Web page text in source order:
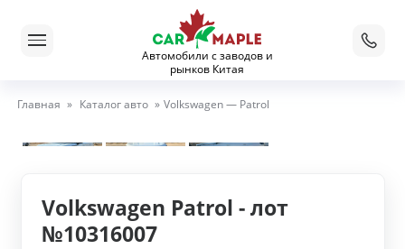
Автомобили с заводов и
рынков Китая
Главная » Каталог авто » Volkswagen — Patrol
Volkswagen Patrol - лот
№10316007